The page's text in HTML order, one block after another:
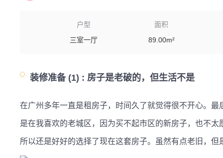
户型
三室一厅
面积
89.00m²
装修准备 (1) : 房子是老破的，但生活不是
在广州多年一直是租房子，时间久了就觉得很不开心。
是在我喜欢的老城区，因为买不起市区的新房子，也不太
所以还是好好的选择了现在这套房子。虽然有点老旧，但